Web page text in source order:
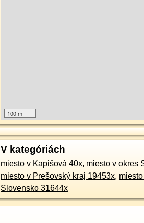
100 m
V kategóriách
miesto v Kapišová 40x, miesto v okres
miesto v Prešovský kraj 19453x,
Slovensko 31644x